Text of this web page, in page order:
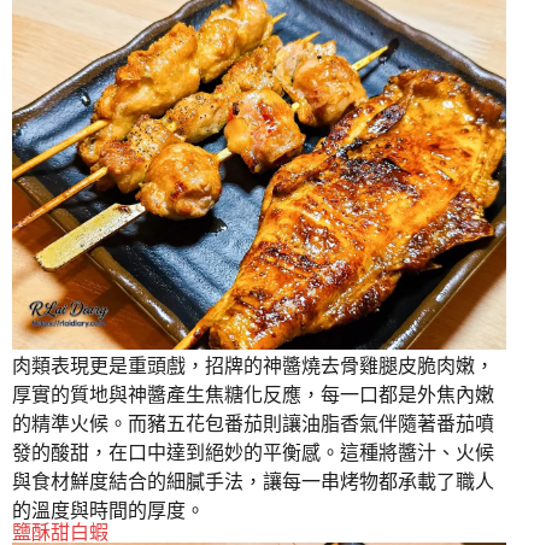
肉類表現更是重頭戲，招牌的神醬燒去骨雞腿皮脆肉嫩，
厚實的質地與神醬產生焦糖化反應，每一口都是外焦內嫩
的精準火候。而豬五花包番茄則讓油脂香氣伴隨著番茄噴
發的酸甜，在口中達到絕妙的平衡感。這種將醬汁、火候
與食材鮮度結合的細膩手法，讓每一串烤物都承載了職人
的溫度與時間的厚度。
鹽酥甜白蝦